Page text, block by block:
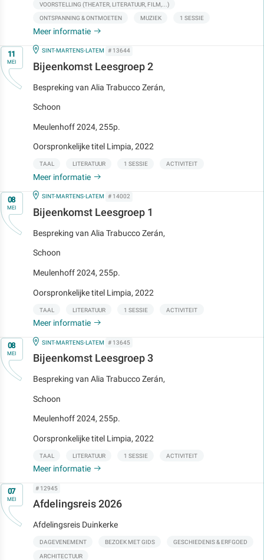
VOORSTELLING (THEATER, LITERATUUR, FILM,...)
ONTSPANNING & ONTMOETEN MUZIEK 1 SESSIE
Meer informatie
Op11
MEI
IN
SINT-MARTENS-LATEM # 13644
Bijeenkomst Leesgroep 2
Bespreking van Alia Trabucco Zerán,
Schoon
Meulenhoff 2024, 255p.
Oorspronkelijke titel Limpia, 2022
TAAL LITERATUUR 1 SESSIE ACTIVITEIT
Meer informatie
Op08
MEI
IN
SINT-MARTENS-LATEM # 14002
Bijeenkomst Leesgroep 1
Bespreking van Alia Trabucco Zerán,
Schoon
Meulenhoff 2024, 255p.
Oorspronkelijke titel Limpia, 2022
TAAL LITERATUUR 1 SESSIE ACTIVITEIT
Meer informatie
Op08
MEI
IN
SINT-MARTENS-LATEM # 13645
Bijeenkomst Leesgroep 3
Bespreking van Alia Trabucco Zerán,
Schoon
Meulenhoff 2024, 255p.
Oorspronkelijke titel Limpia, 2022
TAAL LITERATUUR 1 SESSIE ACTIVITEIT
Meer informatie
Op07
MEI
# 12945
Afdelingsreis 2026
Afdelingsreis Duinkerke
DAGEVENEMENT BEZOEK MET GIDS GESCHIEDENIS & ERFGOED
ARCHITECTUUR